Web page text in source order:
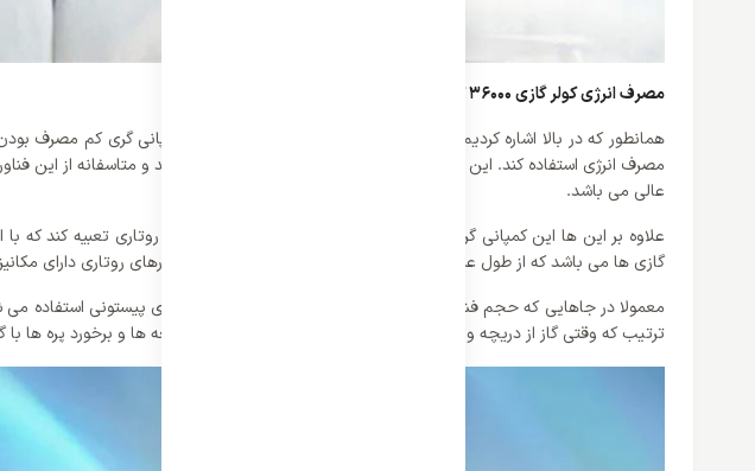
مصرف انرژی کولر گازی 36000 گری مدل S4 MATIC
همانطور که در بالا اشاره کردیم یکی از دلایل محبوبیت بالای محصولات کمپانی گری کم مصرف
عالی می باشد.
علاوه بر این ها این کمپانی گری توانسته برای محصولات خود کمپرسور های روتاری تعبیه کند که
گازی ها می باشد که از طول عمر بالا و کارایی بالایی برخوردار هستند. کمپرسورهای روتاری دارای
ترتیب که وقتی گاز از دریچه ورودی وارد کمپرسور می شود، در اثر چرخش تیغه ها و برخورد پره ها